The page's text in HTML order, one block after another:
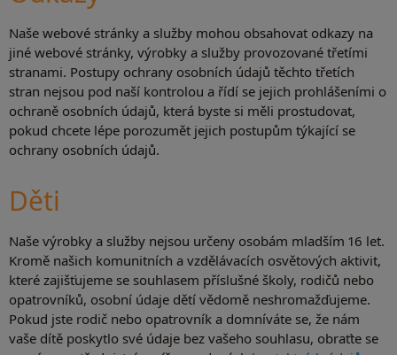
Naše webové stránky a služby mohou obsahovat odkazy na
jiné webové stránky, výrobky a služby provozované třetími
stranami. Postupy ochrany osobních údajů těchto třetích
stran nejsou pod naší kontrolou a řídí se jejich prohlášeními o
ochraně osobních údajů, která byste si měli prostudovat,
pokud chcete lépe porozumět jejich postupům týkající se
ochrany osobních údajů.
Děti
Naše výrobky a služby nejsou určeny osobám mladším 16 let.
Kromě našich komunitních a vzdělávacích osvětových aktivit,
které zajišťujeme se souhlasem příslušné školy, rodičů nebo
opatrovníků, osobní údaje dětí vědomě neshromažďujeme.
Pokud jste rodič nebo opatrovník a domníváte se, že nám
vaše dítě poskytlo své údaje bez vašeho souhlasu, obraťte se